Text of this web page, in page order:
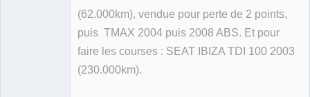
(62.000km), vendue pour perte de 2 points,
puis TMAX 2004 puis 2008 ABS. Et pour
faire les courses : SEAT IBIZA TDI 100 2003
(230.000km).